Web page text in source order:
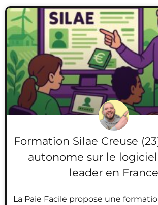
Formation Silae Creuse
autonome sur le
leader en France
La Paie Facile propose une